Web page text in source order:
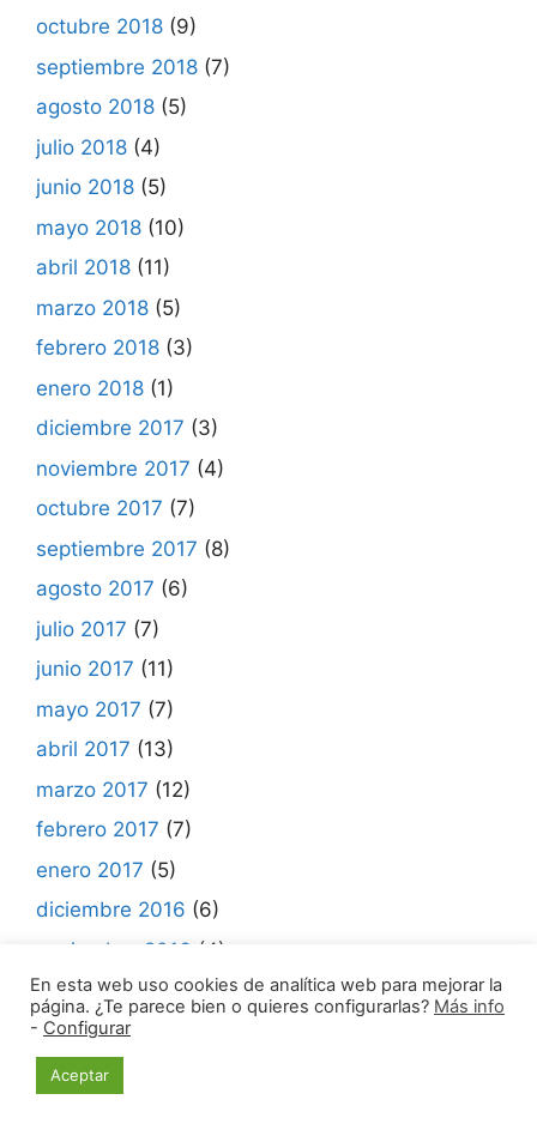
octubre 2018 (9)
septiembre 2018 (7)
agosto 2018 (5)
julio 2018 (4)
junio 2018 (5)
mayo 2018 (10)
abril 2018 (11)
marzo 2018 (5)
febrero 2018 (3)
enero 2018 (1)
diciembre 2017 (3)
noviembre 2017 (4)
octubre 2017 (7)
septiembre 2017 (8)
agosto 2017 (6)
julio 2017 (7)
junio 2017 (11)
mayo 2017 (7)
abril 2017 (13)
marzo 2017 (12)
febrero 2017 (7)
enero 2017 (5)
diciembre 2016 (6)
noviembre 2016 (4)
octubre 2016(8)
septiembre 2016
agosto 2016
En esta web uso cookies de analítica web para mejorar la
página. ¿Te parece bien o quieres configurarlas? Más info
- Configurar
Aceptar